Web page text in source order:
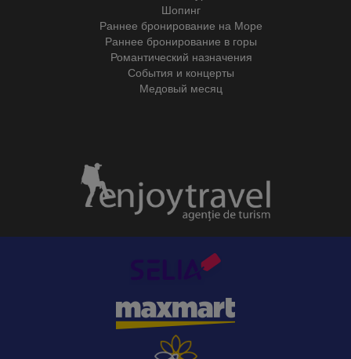
Шопинг
Раннее бронирование на Море
Раннее бронирование в горы
Романтический назначения
События и концерты
Медовый месяц